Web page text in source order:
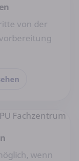
von der
wenn